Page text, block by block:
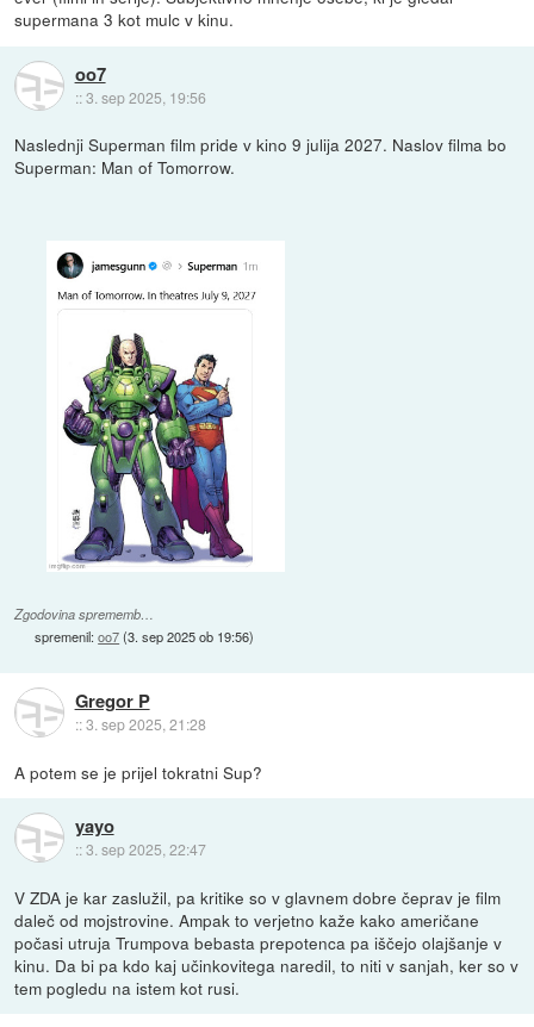
supermana 3 kot mulc v kinu.
oo7
::3. sep 2025, 19:56
Naslednji Superman film pride v kino 9 julija 2027. Naslov filma bo
Superman: Man of Tomorrow.
Zgodovina sprememb…
spremenil:oo7(3. sep 2025 ob 19:56)
Gregor P
::3. sep 2025, 21:28
A potem se je prijel tokratni Sup?
yayo
::3. sep 2025, 22:47
V ZDA je kar zaslužil, pa kritike so v glavnem dobre čeprav je film
daleč od mojstrovine. Ampak to verjetno kaže kako američane
počasi utruja Trumpova bebasta prepotenca pa iščejo olajšanje v
kinu. Da bi pa kdo kaj učinkovitega naredil, to niti v sanjah, ker so v
tem pogledu na istem kot rusi.